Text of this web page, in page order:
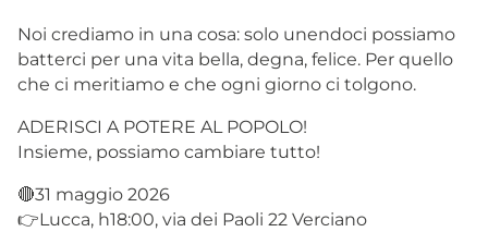
Noi crediamo in una cosa: solo unendoci possiamo
batterci per una vita bella, degna, felice. Per quello
che ci meritiamo e che ogni giorno ci tolgono.
ADERISCI A POTERE AL POPOLO!
Insieme, possiamo cambiare tutto!
🔴31 maggio 2026
👉Lucca, h18:00, via dei Paoli 22 Verciano